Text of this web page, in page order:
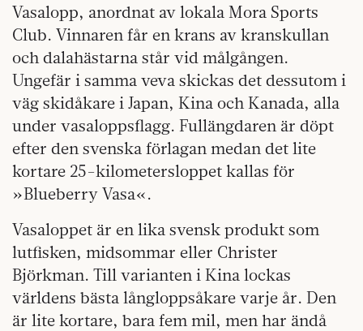
Vasalopp, anordnat av lokala Mora Sports
Club. Vinnaren får en krans av kranskullan
och dalahästarna står vid målgången.
Ungefär i samma veva skickas det dessutom i
väg skidåkare i Japan, Kina och Kanada, alla
under vasaloppsflagg. Fullängdaren är döpt
efter den svenska förlagan medan det lite
kortare 25-kilometersloppet kallas för
»Blueberry Vasa«.
Vasaloppet är en lika svensk produkt som
lutfisken, midsommar eller Christer
Björkman. Till varianten i Kina lockas
världens bästa långloppsåkare varje år. Den
är lite kortare, bara fem mil, men har ändå